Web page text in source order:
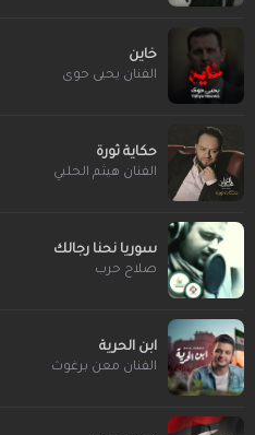
خاين
الفنان يحيى حوى
حكاية ثورة
الفنان هيثم الحلبي
سوريا نحنا رجالك
صلاح حرب
ابن الحرية
الفنان معن برغوث